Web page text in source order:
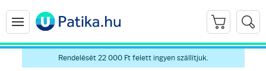
Rendelését 22 000 Ft felett ingyen szállítjuk.